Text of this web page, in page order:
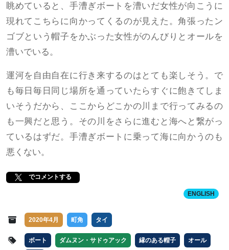
眺めていると、手漕ぎボートを漕いだ女性が向こうに
現れてこちらに向かってくるのが見えた。角張ったン
ゴブという帽子をかぶった女性がのんびりとオールを
漕いでいる。
運河を自由自在に行き来するのはとても楽しそう。で
も毎日毎日同じ場所を通っていたらすぐに飽きてしま
いそうだから、ここからどこかの川まで行ってみるの
も一興だと思う。その川をさらに進むと海へと繋がっ
ているはずだ。手漕ぎボートに乗って海に向かうのも
悪くない。
でコメントする
ENGLISH
2020年4月 町角 タイ
ボート ダムヌン・サドゥアック 縁のある帽子 オール